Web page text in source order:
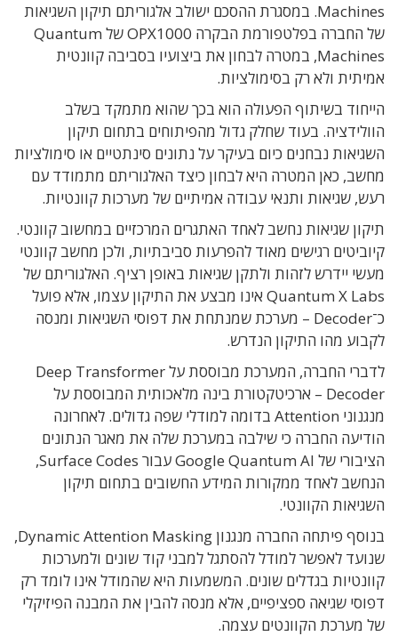
Machines. במסגרת ההסכם ישולב אלגוריתם תיקון השגיאות
של החברה בפלטפורמת הבקרה OPX1000 של Quantum
Machines, במטרה לבחון את ביצועיו בסביבה קוונטית
אמיתית ולא רק בסימולציות.
הייחוד בשיתוף הפעולה הוא בכך שהוא מתמקד בשלב
הוולידציה. בעוד שחלק גדול מהפיתוחים בתחום תיקון
השגיאות נבחנים כיום בעיקר על נתונים סינתטיים או סימולציות
מחשב, כאן המטרה היא לבחון כיצד האלגוריתם מתמודד עם
רעש, שגיאות ותנאי עבודה אמיתיים של מערכות קוונטיות.
תיקון שגיאות נחשב לאחד האתגרים המרכזיים במחשוב קוונטי.
קיוביטים רגישים מאוד להפרעות סביבתיות, ולכן מחשב קוונטי
מעשי יידרש לזהות ולתקן שגיאות באופן רציף. האלגוריתם של
Quantum X Labs אינו מבצע את התיקון עצמו, אלא פועל
כ־Decoder – מערכת שמנתחת את דפוסי השגיאות ומנסה
לקבוע מהו התיקון הנדרש.
לדברי החברה, המערכת מבוססת על Deep Transformer
Decoder – ארכיטקטורת בינה מלאכותית המבוססת על
מנגנוני Attention בדומה למודלי שפה גדולים. לאחרונה
הודיעה החברה כי שילבה במערכת שלה את מאגר הנתונים
הציבורי של Google Quantum AI עבור Surface Codes,
הנחשב לאחד ממקורות המידע החשובים בתחום תיקון
השגיאות הקוונטי.
בנוסף פיתחה החברה מנגנון Dynamic Attention Masking,
שנועד לאפשר למודל להסתגל למבני קוד שונים ולמערכות
קוונטיות בגדלים שונים. המשמעות היא שהמודל אינו לומד רק
דפוסי שגיאה ספציפיים, אלא מנסה להבין את המבנה הפיזיקלי
של מערכת הקוונטים עצמה.